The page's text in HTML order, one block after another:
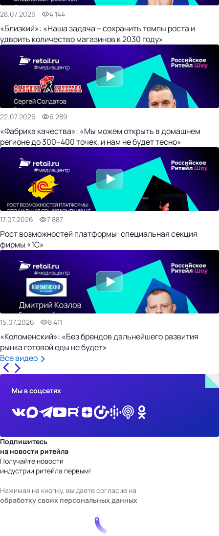
28.07.2026 4 144
«Близкий»: «Наша задача – сохранить темпы роста и
удвоить количество магазинов к 2030 году»
22.07.2026 6 289
«Фабрика качества»: «Мы можем открыть в домашнем
регионе до 300–400 точек, и нам не будет тесно»
17.07.2026 7 887
Рост возможностей платформы: специальная секция
фирмы «1С»
15.07.2026 8 411
«Коломенский»: «Без брендов дальнейшего развития
рынка готовой еды не будет»
Все видео
Мы в соцсетях
Подпишитесь
на новости ритейла
Получайте новости
индустрии ритейла первым!
Нажимая на кнопку, вы даете согласие на
обработку своих персональных данных